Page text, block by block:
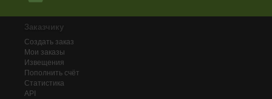
Заказчику
Создать заказ
Мои заказы
Извещения
Пополнить счёт
Статистика
API